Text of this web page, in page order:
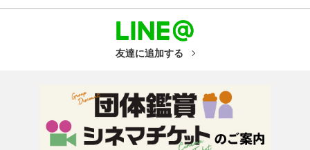
友達に追加する